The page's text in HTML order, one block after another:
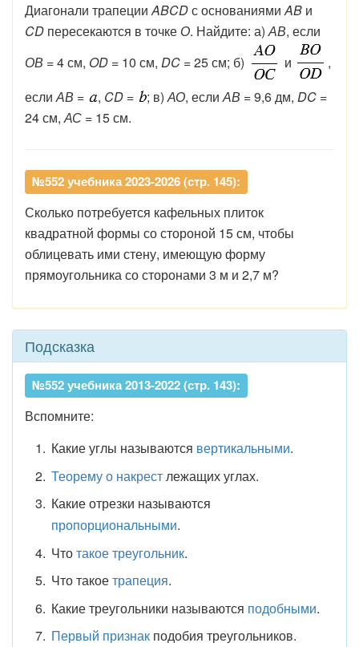
Диагонали трапецииABCDс основаниямиAB и
CD пересекаются в точке О. Найдите: а)АВ, если
ОВ = 4 см, OD = 10 см, DC = 25 см; б) и
,
еслиАВ = , CD = ; в)АО, еслиАВ = 9,6 дм, DC =
24 см,АС = 15 см.
№552 учебника 2023-2026 (стр. 145):
Сколько потребуется кафельных плиток
квадратной формы со стороной 15 см, чтобы
облицевать ими стену, имеющую форму
прямоугольника со сторонами 3 м и 2,7 м?
Подсказка
№552 учебника 2013-2022 (стр. 143):
Вспомните:
Какие углы называются вертикальными.
Теорему о накрестлежащих углах.
Какие отрезки называются
пропорциональными.
Чтотакое треугольник.
Что такоетрапеция.
Какие треугольники называются подобными.
Первый признакподобия треугольников.